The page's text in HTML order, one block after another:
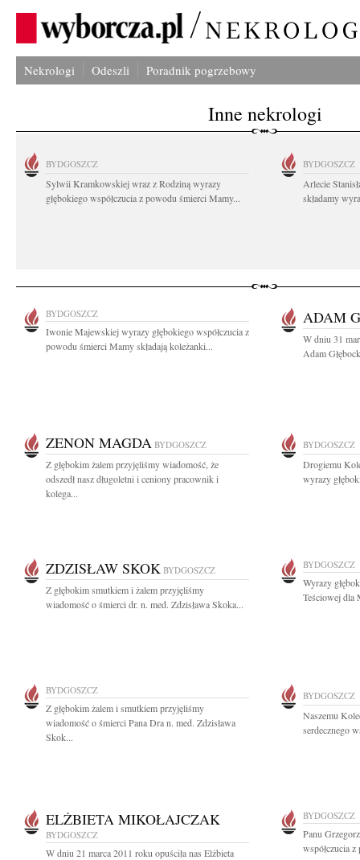
Nekrologi Odeszli Poradnik pogrzebowy
Inne nekrologi
BYDGOSZCZ
Sylwii Kramkowskiej wraz z Rodziną wyrazy
głębokiego współczucia z powodu śmierci Mamy...
BYDGOSZCZ
Arlecie
składamy
BYDGOSZCZ
Iwonie Majewskiej wyrazy głębokiego współczucia z
powodu śmierci Mamy składają koleżanki...
ADAM
W dniu 31
Adam
ZENON MAGDA BYDGOSZCZ
Z głębokim żalem przyjęliśmy wiadomość, że
odszedł nasz długoletni i ceniony pracownik i
kolega...
BYDGOSZCZ
Drogiemu
wyrazy
ZDZISŁAW SKOK BYDGOSZCZ
Z głębokim smutkiem i żalem przyjęliśmy
wiadomość o śmierci dr. n. med. Zdzisława Skoka...
BYDGOSZCZ
Wyrazy
Teściowej dla
BYDGOSZCZ
Z głębokim żalem i smutkiem przyjęliśmy
wiadomość o śmierci Pana Dra n. med. Zdzisława
Skok...
BYDGOSZCZ
Naszemu
serdecznego
ELŻBIETA MIKOŁAJCZAK
BYDGOSZCZ
W dniu 21 marca 2011 roku opuściła nas Elżbieta
BYDGOSZCZ
Panu
współczucia